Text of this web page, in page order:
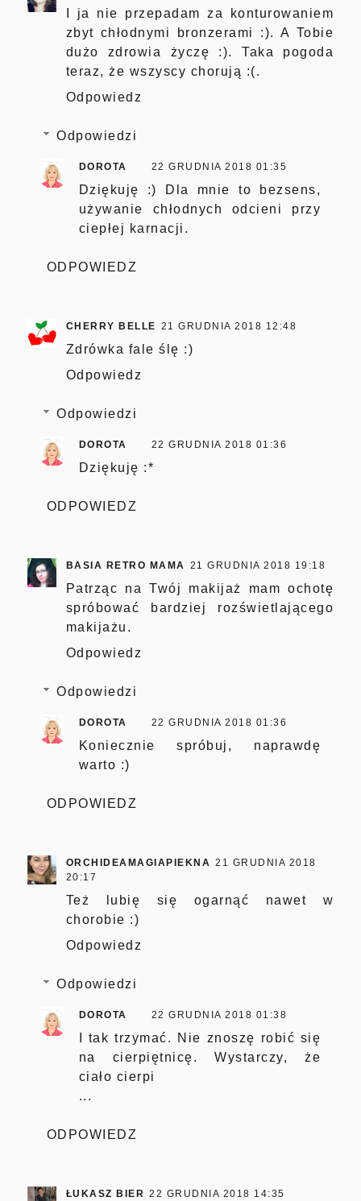
I ja nie przepadam za konturowaniem
zbyt chłodnymi bronzerami :). A Tobie
dużo zdrowia życzę :). Taka pogoda
teraz, że wszyscy chorują :(.
Odpowiedz
Odpowiedzi
DOROTA 22 GRUDNIA 2018 01:35
Dziękuję :) Dla mnie to bezsens,
używanie chłodnych odcieni przy
ciepłej karnacji.
ODPOWIEDZ
CHERRY BELLE 21 GRUDNIA 2018 12:48
Zdrówka fale ślę :)
Odpowiedz
Odpowiedzi
DOROTA 22 GRUDNIA 2018 01:36
Dziękuję :*
ODPOWIEDZ
BASIA RETRO MAMA 21 GRUDNIA 2018 19:18
Patrząc na Twój makijaż mam ochotę
spróbować bardziej rozświetlającego
makijażu.
Odpowiedz
Odpowiedzi
DOROTA 22 GRUDNIA 2018 01:36
Koniecznie spróbuj, naprawdę
warto :)
ODPOWIEDZ
ORCHIDEAMAGIAPIEKNA 21 GRUDNIA 2018
20:17
Też lubię się ogarnąć nawet w
chorobie :)
Odpowiedz
Odpowiedzi
DOROTA 22 GRUDNIA 2018 01:38
I tak trzymać. Nie znoszę robić się
na cierpiętnicę. Wystarczy, że
ciało cierpi
...
ODPOWIEDZ
ŁUKASZ BIER 22 GRUDNIA 2018 14:35